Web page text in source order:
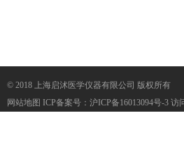
© 2018 上海启沭医学仪器有限公司 版权所有
网站地图 ICP备案号： 沪ICP备16013094号-3 访